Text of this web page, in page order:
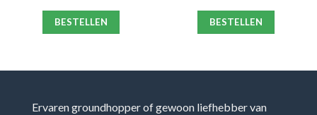
BESTELLEN BESTELLEN
Ervaren groundhopper of gewoon liefhebber van